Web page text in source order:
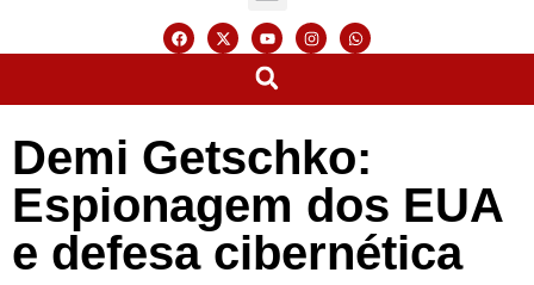
Demi Getschko:
Espionagem dos EUA
e defesa cibernética